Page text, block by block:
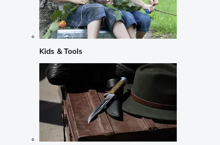
Kids & Tools